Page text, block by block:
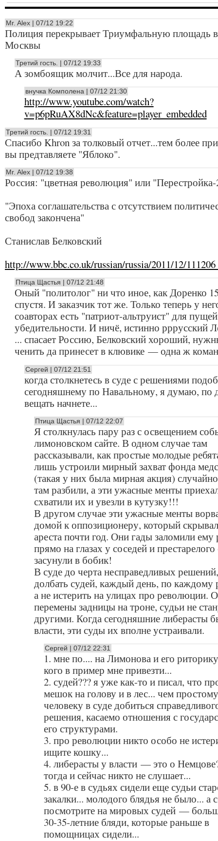
Mr. Alex | 07/12 19:22
Полиция перекрывает Триумфальную площадь
Москвы
Третий гость. | 07/12 19:33
А зомбоящик молчит...Все для народа.
внучка Комполена | 07/12 21:30
http://www.youtube.com/watch?
v=p6pRuAX8dNc&feature=player_embedded
Третий гость. | 07/12 19:31
Спасибо Khron за толковый отчет...тем более
вы предтавляете "Яблоко".
Mr. Alex | 07/12 19:38
Россия: "цветная революция" или
"Эпоха соглашательства с отсутствием
свобод закончена"
Станислав Белковский
http://www.bbc.co.uk/russian/russia/2011/12/
Птица Щастья | 07/12 21:48
Оный "политолог" ни что иное, как Доренко
спустя. И заказчик тот же. Только теперь у
соавторах есть "патриот-альтруист" для пущей
убедительности. И ничё, истинно рррусский
... спасает Россию, Белковский хороший,
ченить да принесет в клювике — одна ж
Сергей | 07/12 21:51
когда столкнетесь в суде с решениями
сегодняшнему по Навальному, я думаю, по
вещать начнете...
Птица Щастья | 07/12 22:07
Я столкнулась пару раз с освещением
лимоновском сайте. В одном случае там
рассказывали, как простые молодые
лишь устроили мирный захват фонда
(такая у них была мирная акция)
там разбили, а эти ужасные менты
схватили их и увезли в кутузку!!!
В другом случае эти ужасные менты
домой к оппозиционеру, который
ареста почти год. Они гады заломили ему
прямо на глазах у соседей и престарелого
засунули в бобик!
В суде до черта несправедливых
долбать судей, каждый день, по
а не истерить на улицах про революции.
перемены задницы на троне, судьи не
другими. Когда сегодняшние либерасты
власти, эти суды их вполне устраивали.
Сергей | 07/12 22:31
1. мне по.... на Лимонова и его
кого в пример мне привезти...
2. судей??? я уже как-то и писал, что
мешок на голову и в лес... чем простому
человеку в суде добиться
решения, касаемо отношения с
его структурами.
3. про революции никто особо не
ищите кошку...
4. либерасты у власти — это о
тогда и сейчас никто не слушает...
5. в 90-е в судьях сидели еще судьи
закалки... молодого блядья не было... а
посмотрите на мировых судей —
30-35-летние бляди, которые раньше в
помощницах сидели...